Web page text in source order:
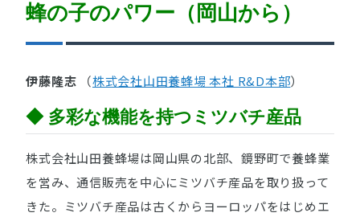
蜂の子のパワー（岡山から）
伊藤隆志 （株式会社山田養蜂場 本社 R&D本部）
◆ 多彩な機能を持つミツバチ産品
株式会社山田養蜂場は岡山県の北部、鏡野町で養蜂業
を営み、通信販売を中心にミツバチ産品を取り扱って
きた。ミツバチ産品は古くからヨーロッパをはじめエ